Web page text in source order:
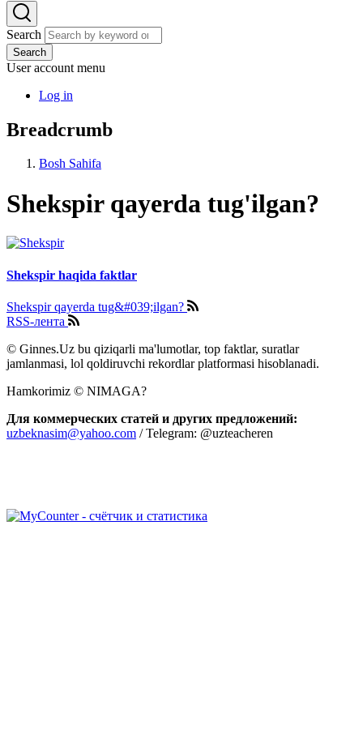
Search
Search
User account menu
Log in
Breadcrumb
Bosh Sahifa
Shekspir qayerda tug'ilgan?
Shekspir haqida faktlar
Shekspir qayerda tug&#039;ilgan?
RSS-лента
© Ginnes.Uz bu qiziqarli ma'lumotlar, top faktlar, suratlar
jamlanmasi, lol qoldiruvchi rekordlar platformasi hisoblanadi.
Hamkorimiz © NIMAGA?
Для коммерческих статей и других предложений:
uzbeknasim@yahoo.com / Telegram: @uzteacheren